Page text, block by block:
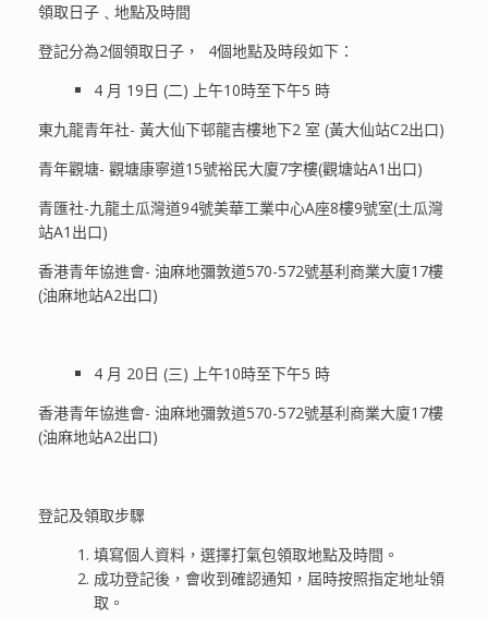
領取日子﹑地點及時間
登記分為2個領取日子， 4個地點及時段如下：
4 月 19日 (二) 上午10時至下午5 時
東九龍青年社- 黃大仙下邨龍吉樓地下2 室 (黃大仙站C2出口)
青年觀塘- 觀塘康寧道15號裕民大廈7字樓(觀塘站A1出口)
青匯社-九龍土瓜灣道94號美華工業中心A座8樓9號室(土瓜灣
站A1出口)
香港青年協進會- 油麻地彌敦道570-572號基利商業大廈17樓
(油麻地站A2出口)
4 月 20日 (三) 上午10時至下午5 時
香港青年協進會- 油麻地彌敦道570-572號基利商業大廈17樓
(油麻地站A2出口)
登記及領取步驟
填寫個人資料，選擇打氣包領取地點及時間。
成功登記後，會收到確認通知，屆時按照指定地址領
取。